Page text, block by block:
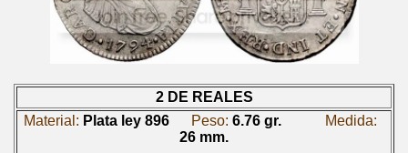
2 DE REALES
Material: Plata ley 896 Peso: 6.76 gr.
Medida:
26 mm.